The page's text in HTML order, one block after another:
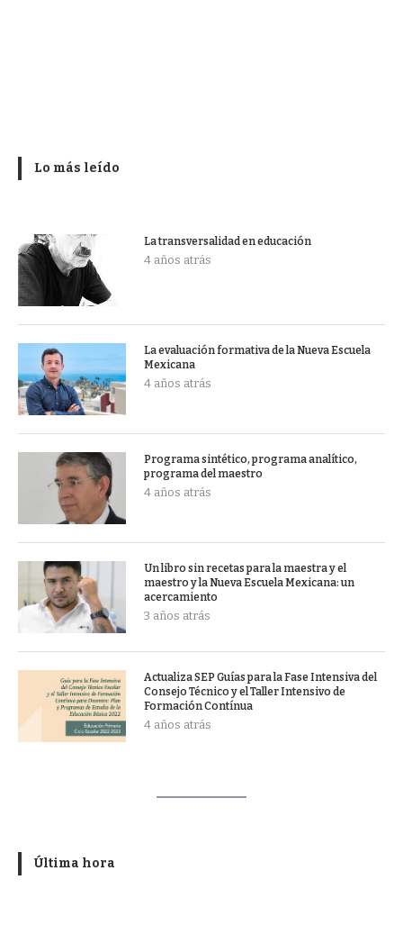
Lo más leído
La transversalidad en educación
4 años atrás
La evaluación formativa de la Nueva Escuela
Mexicana
4 años atrás
Programa sintético, programa analítico,
programa del maestro
4 años atrás
Un libro sin recetas para la maestra y el
maestro y la Nueva Escuela Mexicana: un
acercamiento
3 años atrás
Actualiza SEP Guías para la Fase Intensiva del
Consejo Técnico y el Taller Intensivo de
Formación Contínua
4 años atrás
Última hora